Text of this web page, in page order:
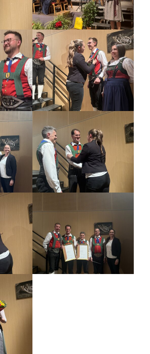
AKTUELLES
TERMINE
CHRONIK
MITGLIEDER
FOTOS
KONTAKT